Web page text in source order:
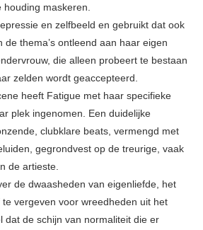
maskeren.
en zelfbeeld en gebruikt dat ook
de thema’s ontleend aan haar eigen
die alleen probeert te bestaan
zelden wordt geaccepteerd.
heeft Fatigue met haar specifieke
plek ingenomen. Een duidelijke
clubklare beats, vermengd met
gegrondvest op de treurige, vaak
de artieste.
de dwaasheden van eigenliefde, het
vergeven voor wreedheden uit het
dat de schijn van normaliteit die er